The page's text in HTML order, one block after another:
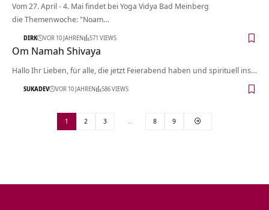
Vom 27. April - 4. Mai findet bei Yoga Vidya Bad Meinberg
die Themenwoche: "Noam…
DIRK VOR 10 JAHREN 571 VIEWS
Om Namah Shivaya
Hallo Ihr Lieben, für alle, die jetzt Feierabend haben und spirituell ins…
SUKADEV VOR 10 JAHREN 586 VIEWS
1 2 3 … 8 9